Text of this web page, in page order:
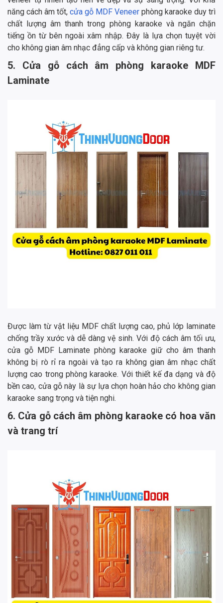
năng cách âm tốt, cửa gỗ MDF Veneer phòng karaoke duy trì
chất lượng âm thanh trong phòng karaoke và ngăn chặn
tiếng ồn từ bên ngoài xâm nhập. Đây là lựa chọn tuyệt vời
cho không gian âm nhạc đẳng cấp và không gian riêng tư.
5. Cửa gỗ cách âm phòng karaoke MDF
Laminate
Được làm từ vật liệu MDF chất lượng cao, phủ lớp laminate
chống trầy xước và dễ dàng vệ sinh. Với độ cách âm tối ưu,
cửa gỗ MDF Laminate phòng karaoke giữ cho âm thanh
không bị rò rỉ ra ngoài và tạo ra không gian âm nhạc chất
lượng cao trong phòng karaoke. Với thiết kế đa dạng và độ
bền cao, cửa gỗ này là sự lựa chọn hoàn hảo cho không gian
karaoke sang trọng và tiện nghi.
6. Cửa gỗ cách âm phòng karaoke có hoa văn
và trang trí